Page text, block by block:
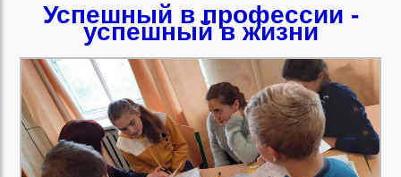
Успешный в профессии -
успешный в жизни